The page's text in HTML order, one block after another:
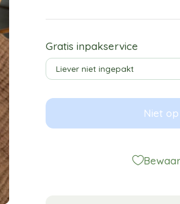
Gratis inpakservice
Niet